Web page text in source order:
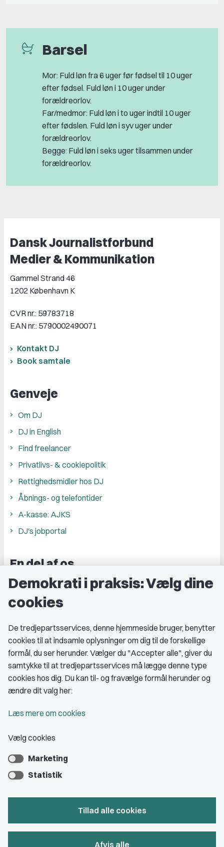
Barsel
Mor: Fuld løn fra 6 uger før fødsel til 10 uger
efter fødsel. Fuld løn i 10 uger under
forældreorlov.
Far/medmor: Fuld løn i to uger indtil 10 uger
efter fødslen. Fuld løn i syv uger under
forældreorlov.
Begge: Fuld løn i seks uger tilsammen under
forældreorlov.
Dansk Journalistforbund
Medier & Kommunikation
Gammel Strand 46
1202 København K
CVR nr.: 59783718
EAN nr.: 5790002490071
Kontakt DJ
Book samtale
Genveje
Om DJ
DJ in English
Find freelancer
Privatlivs- & cookiepolitik
Rettighedsmidler hos DJ
Åbnings- og telefontider
A-kasse: AJKS
DJ's jobportal
En del af os
Grupper og kredse
Studenterorganisationer
Medlemskab
Fordele som medlem
Kontingent
Bliv medlem
Privatlivs- & cookiepolitik
Demokrati i praksis: Vælg dine
cookies
De tredjepartsservices, denne hjemmeside bruger, benytter
cookies til at indsamle oplysninger om dig til de forskellige
formål, du ser herunder. Vælger du "Accepter alle", giver du
samtykke til at tredjepartsservices må lægge denne type
cookies hos dig. Du kan til- og fravælge formål herunder og
ændre dit valg her:
Læs mere om cookies
Vælg cookies
Marketing
Statistik
Tillad alle cookies
Afvis alle